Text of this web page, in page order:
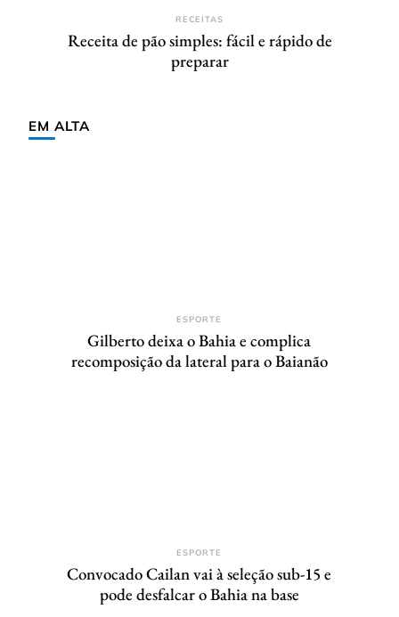
RECEITAS
Receita de pão simples: fácil e rápido de
preparar
EM ALTA
ESPORTE
Gilberto deixa o Bahia e complica
recomposição da lateral para o Baianão
ESPORTE
Convocado Cailan vai à seleção sub-15 e
pode desfalcar o Bahia na base